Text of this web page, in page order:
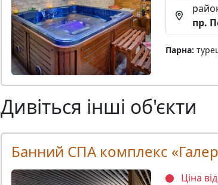
пр.
Парна:
Дивіться інші об'єкти
Банний СПА комплекс
Ціна від